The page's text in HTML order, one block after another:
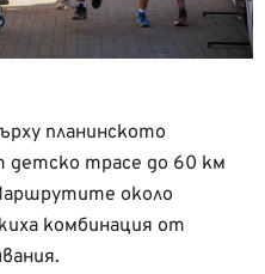
планинското
детско трасе до 60 км
около
комбинация от